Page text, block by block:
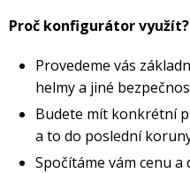
Odrážedla
Příslušenství
Vesty
Slackline
Dřevěné hry
Mikiny a bundy
Nákrčníky
Letní doplňky
Láhve
Hole
Zima
Lyžování
Výprodej
In-line brusle
Autostany
Střešní boxy
Zimní vybavení
Běžky
Skialpy
léto zima
Paddleboardy
Cyklosedačky
Kola
Běžky
Kola
krátkodobé i
nové trasy. Při
Zjistit více
Proč konfigurátor využít?
Provedeme vás
helmy a jiné
Budete mít konkrétní
a to do poslední
Spočítáme vám cenu a